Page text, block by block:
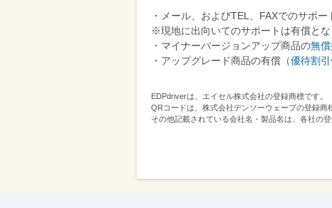
・メール、およびTEL、FAXでのサポー
※現地に出向いてのサポートは有償とな
・マイナーバージョンアップ商品の無
・アップグレード商品の有償（優待割
EDPdriverは、エイセル株式会社の登録商標です。
QRコードは、株式会社デンソーウェーブの登録商
その他記載されている会社名・製品名は、各社の登